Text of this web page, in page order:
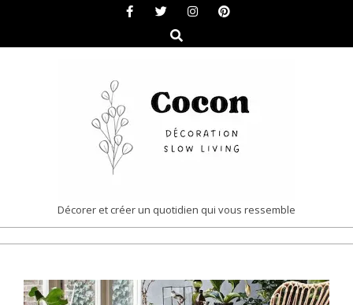
content
Search
COCON
|
&
Décorer et créer un quotidien qui vous ressemble
Menu